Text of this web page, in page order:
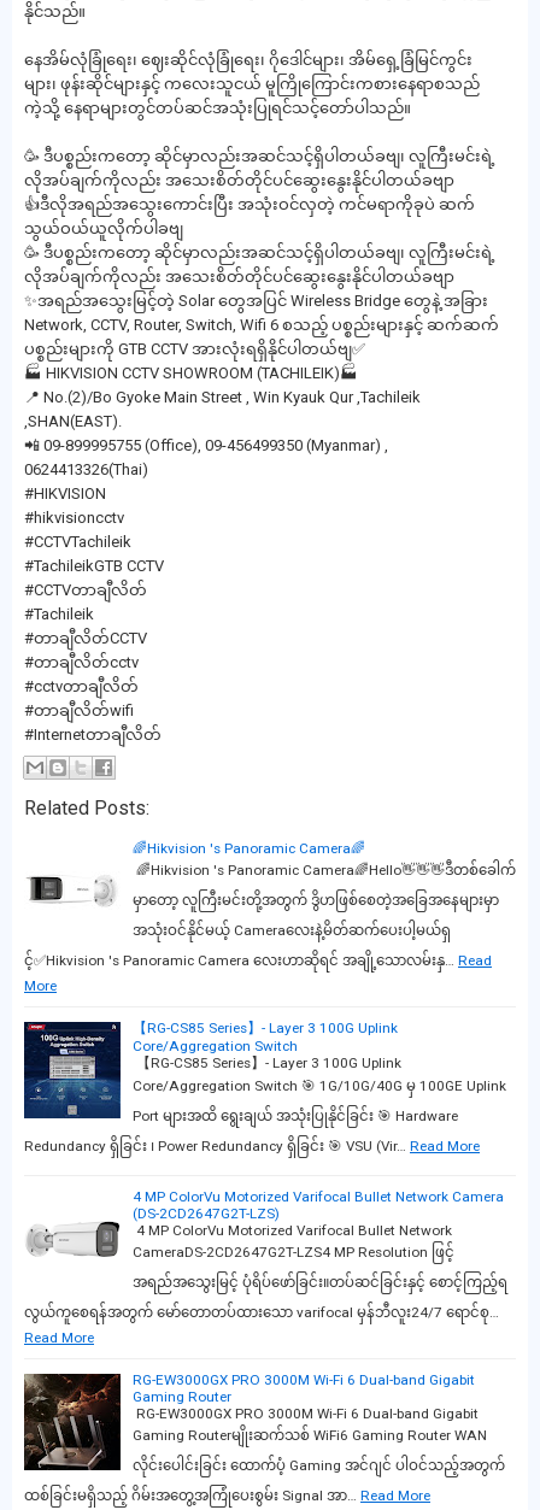
နိုင်သည်။
နေအိမ်လုံခြုံရေး၊ ဈေးဆိုင်လုံခြုံရေး၊ ဂိုဒေါင်များ၊ အိမ်ရှေ့ခြံမြင်ကွင်း
များ၊ ဖုန်းဆိုင်များနှင့် ကလေးသူငယ် မူကြိုကြောင်းကစားနေရာစသည်
ကဲ့သို့ နေရာများတွင်တပ်ဆင်အသုံးပြုရင်သင့်တော်ပါသည်။
🥳 ဒီပစ္စည်းကတော့ ဆိုင်မှာလည်းအဆင်သင့်ရှိပါတယ်ခဗျ၊ လူကြီးမင်းရဲ့
လိုအပ်ချက်ကိုလည်း အသေးစိတ်တိုင်ပင်ဆွေးနွေးနိုင်ပါတယ်ခဗျာ
👍ဒီလိုအရည်အသွေးကောင်းပြီး အသုံးဝင်လှတဲ့ ကင်မရာကိုခုပဲ ဆက်
သွယ်ဝယ်ယူလိုက်ပါခဗျ
🥳 ဒီပစ္စည်းကတော့ ဆိုင်မှာလည်းအဆင်သင့်ရှိပါတယ်ခဗျ၊ လူကြီးမင်းရဲ့
လိုအပ်ချက်ကိုလည်း အသေးစိတ်တိုင်ပင်ဆွေးနွေးနိုင်ပါတယ်ခဗျာ
✨အရည်အသွေးမြင့်တဲ့ Solar တွေအပြင် Wireless Bridge တွေနဲ့ အခြား
Network, CCTV, Router, Switch, Wifi 6 စသည့် ပစ္စည်းများနှင့် ဆက်ဆက်
ပစ္စည်းများကို GTB CCTV အားလုံးရရှိနိုင်ပါတယ်ဗျ✅
🏭 HIKVISION CCTV SHOWROOM (TACHILEIK)🏭
📍 No.(2)/Bo Gyoke Main Street , Win Kyauk Qur ,Tachileik
,SHAN(EAST).
📲 09-899995755 (Office), 09-456499350 (Myanmar) ,
0624413326(Thai)
#HIKVISION
#hikvisioncctv
#CCTVTachileik
#TachileikGTB CCTV
#CCTVတာချီလိတ်
#Tachileik
#တာချီလိတ်CCTV
#တာချီလိတ်cctv
#cctvတာချီလိတ်
#တာချီလိတ်wifi
#Internetတာချီလိတ်
Related Posts:
🌈Hikvision 's Panoramic Camera🌈
🌈Hikvision 's Panoramic Camera🌈Hello👋👋👋ဒီတစ်ခေါက်
မှာတော့ လူကြီးမင်းတို့အတွက် ဒွိဟဖြစ်စေတဲ့အခြေအနေများမှာ
အသုံးဝင်နိုင်မယ့် Cameraလေးနဲ့မိတ်ဆက်ပေးပါ့မယ်ရှ
င့်✅Hikvision 's Panoramic Camera လေးဟာဆိုရင် အချို့သောလမ်းနှ…
Read
More
【RG-CS85 Series】- Layer 3 100G Uplink
Core/Aggregation Switch
【RG-CS85 Series】- Layer 3 100G Uplink
Core/Aggregation Switch 🎯 1G/10G/40G မှ 100GE Uplink
Port များအထိ ရွေးချယ် အသုံးပြုနိုင်ခြင်း 🎯 Hardware
Redundancy ရှိခြင်း ၊ Power Redundancy ရှိခြင်း 🎯 VSU (Vir…
Read More
4 MP ColorVu Motorized Varifocal Bullet Network Camera
(DS-2CD2647G2T-LZS)
4 MP ColorVu Motorized Varifocal Bullet Network
CameraDS-2CD2647G2T-LZS4 MP Resolution ဖြင့်
အရည်အသွေးမြင့် ပုံရိပ်ဖော်ခြင်း။တပ်ဆင်ခြင်းနှင့် စောင့်ကြည့်ရ
လွယ်ကူစေရန်အတွက် မော်တောတပ်ထားသော varifocal မှန်ဘီလူး24/7 ရောင်စု…
Read More
RG-EW3000GX PRO 3000M Wi-Fi 6 Dual-band Gigabit
Gaming Router
RG-EW3000GX PRO 3000M Wi-Fi 6 Dual-band Gigabit
Gaming Routerမျိုးဆက်သစ် WiFi6 Gaming Router WAN
လိုင်းပေါင်းခြင်း ထောက်ပံ့ Gaming အင်ဂျင် ပါဝင်သည့်အတွက်
ထစ်ခြင်းမရှိသည့် ဂိမ်းအတွေ့အကြုံပေးစွမ်း Signal အာ…
Read More